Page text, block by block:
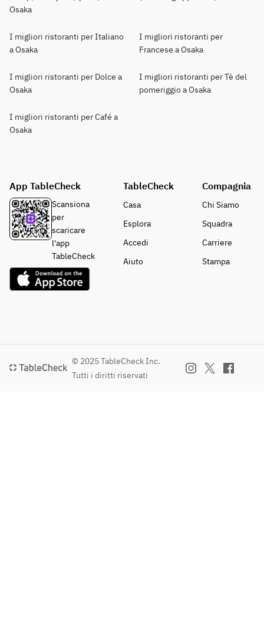
Osaka
I migliori ristoranti per Italiano
a Osaka
I migliori ristoranti per
Francese a Osaka
I migliori ristoranti per Dolce a
Osaka
I migliori ristoranti per Tè del
pomeriggio a Osaka
I migliori ristoranti per Café a
Osaka
App TableCheck
Scansiona
per
scaricare
l'app
TableCheck
TableCheck
Casa
Esplora
Accedi
Aiuto
Compagnia
Chi Siamo
Squadra
Carriere
Stampa
© 2025 TableCheck Inc.
Tutti i diritti riservati